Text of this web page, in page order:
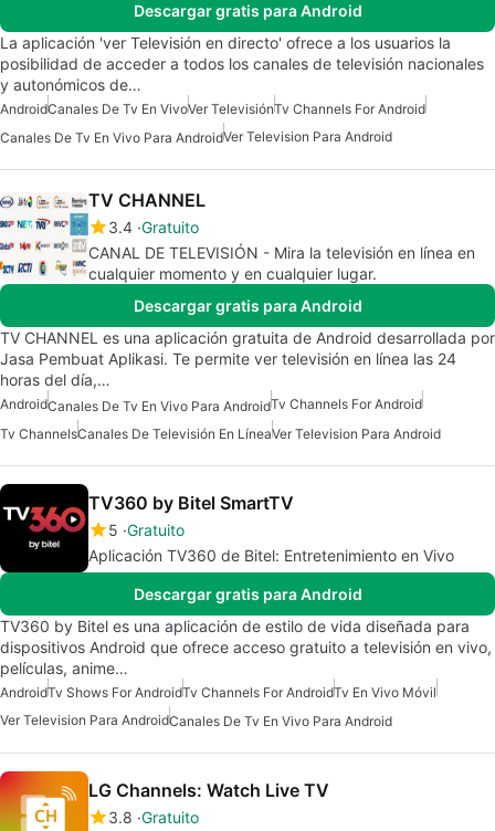
Descargar gratis para Android
La aplicación 'ver Televisión en directo' ofrece a los usuarios la
posibilidad de acceder a todos los canales de televisión nacionales
y autonómicos de…
AndroidCanales De Tv En VivoVer TelevisiónTv Channels For Android
Canales De Tv En Vivo Para AndroidVer Television Para Android
TV CHANNEL
3.4 Gratuito
CANAL DE TELEVISIÓN - Mira la televisión en línea en
cualquier momento y en cualquier lugar.
Descargar gratis para Android
TV CHANNEL es una aplicación gratuita de Android desarrollada por
Jasa Pembuat Aplikasi. Te permite ver televisión en línea las 24
horas del día,…
AndroidCanales De Tv En Vivo Para AndroidTv Channels For Android
Tv ChannelsCanales De Televisión En LíneaVer Television Para Android
TV360 by Bitel SmartTV
5 Gratuito
Aplicación TV360 de Bitel: Entretenimiento en Vivo
Descargar gratis para Android
TV360 by Bitel es una aplicación de estilo de vida diseñada para
dispositivos Android que ofrece acceso gratuito a televisión en vivo,
películas, anime…
AndroidTv Shows For AndroidTv Channels For AndroidTv En Vivo Móvil
Ver Television Para AndroidCanales De Tv En Vivo Para Android
LG Channels: Watch Live TV
3.8 Gratuito